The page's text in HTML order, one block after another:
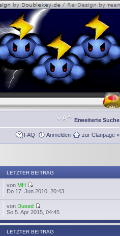
Erweiterte Suche
FAQ Anmelden zur Clanpage »
LETZTER BEITRAG
von MH
Do 17. Jun 2010, 20:43
von Dused
So 5. Apr 2015, 04:45
LETZTER BEITRAG